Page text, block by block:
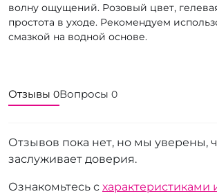
волну ощущений. Розовый цвет,
простота в уходе. Рекомендуем
смазкой на водной основе.
Отзывы 0Вопросы 0
Отзывов пока нет, но мы уверены,
заслуживает доверия.
Ознакомьтесь с характеристиками